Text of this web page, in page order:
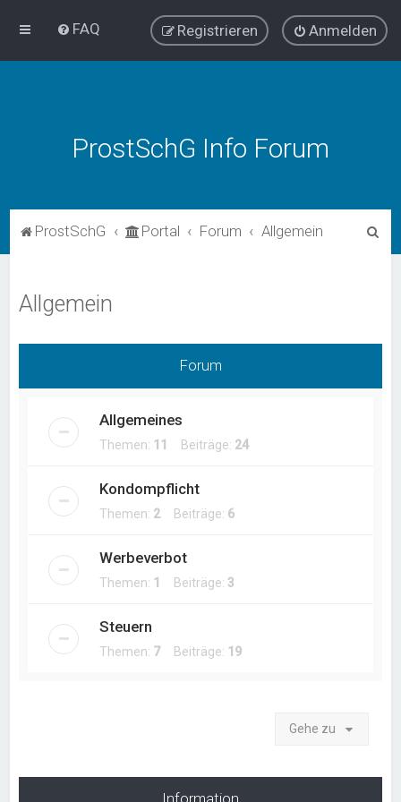
FAQ Anmelden
Registrieren
ProstSchG Info Forum
ProstSchG Portal Forum Allgemein
Allgemein
Forum
Allgemeines
Themen: 11 Beiträge: 24
Kondompflicht
Themen: 2Beiträge: 6
Werbeverbot
Themen: 1 Beiträge: 3
Steuern
Themen: 7Beiträge: 19
Gehe zu
Information